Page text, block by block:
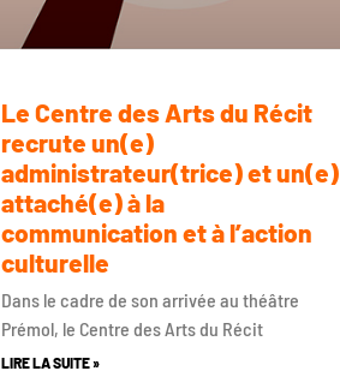
Le Centre des Arts du Récit
recrute un(e)
administrateur(trice) et un(e)
attaché(e) à la
communication et à l’action
culturelle
Dans le cadre de son arrivée au théâtre
Prémol, le Centre des Arts du Récit
LIRE LA SUITE »